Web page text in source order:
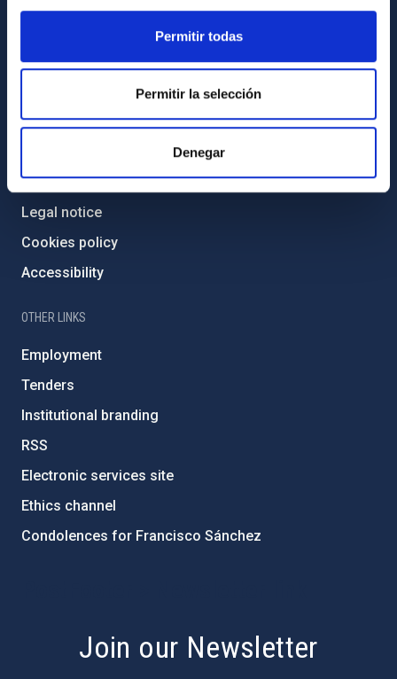
Permitir todas
Permitir la selección
Denegar
External funding
Severo Ochoa Programme
IAC Friends
IAC PORTAL
Privacy policy
Legal notice
Cookies policy
Accessibility
OTHER LINKS
Employment
Tenders
Institutional branding
RSS
Electronic services site
Ethics channel
Condolences for Francisco Sánchez
Join our Newsletter